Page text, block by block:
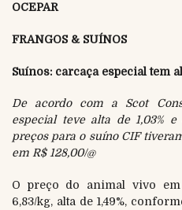
OCEPAR
FRANGOS & SUÍNOS
Suínos: carcaça especialtem
De acordo com a Scot
especial teve alta de 1,03%
preços para o suíno CIF
em R$ 128,00/@
O preço do animal vivo
6,83/kg, alta de 1,49%,